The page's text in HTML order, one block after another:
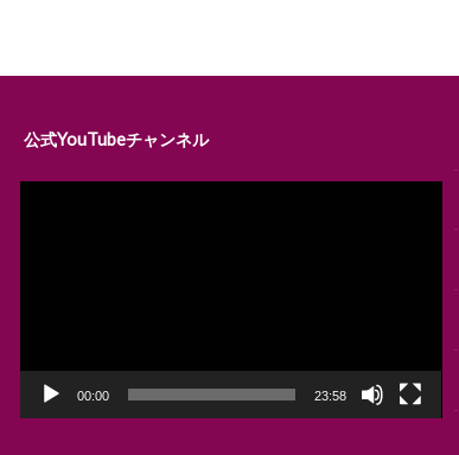
公式YouTubeチャンネル
00:00 23:58